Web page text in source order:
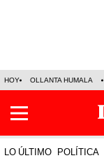
HOY OLLANTA HUMALA
LO ÚLTIMO POLÍTICA